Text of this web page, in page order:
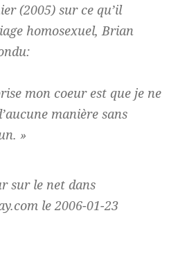
(2005) sur ce qu’il
homosexuel, Brian
mon coeur est que je ne
manière sans
»
sur le net dans
le 2006-01-23